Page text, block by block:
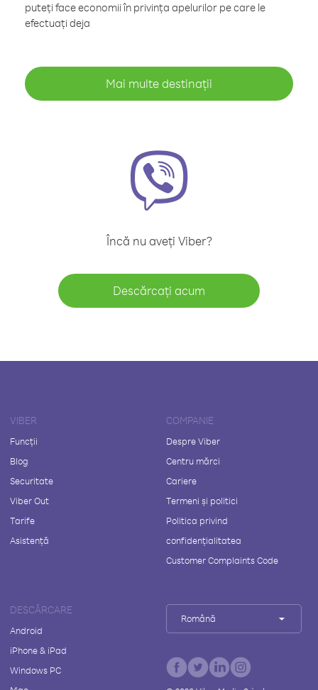
puteți face economii în privința apelurilor pe care le
efectuați deja
Mai multe destinații
Încă nu aveți Viber?
Descărcați acum
VIBER
Funcții
Blog
Securitate
Viber Out
Tarife
Asistență
COMPANIE
Despre Viber
Centru mărci
Cariere
Termeni și politici
Politica privind
confidențialitatea
Customer Complaints Code
DESCĂRCARE
Android
iPhone & iPad
Windows PC
Română